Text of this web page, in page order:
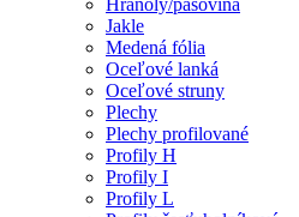
Hranoly/pásovina
Jakle
Medená fólia
Oceľové lanká
Oceľové struny
Plechy
Plechy profilované
Profily H
Profily I
Profily L